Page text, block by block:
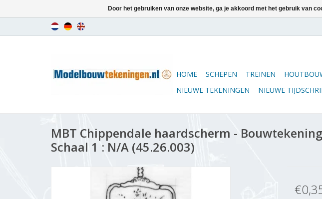
HOME SCHEPEN TREINEN
NIEUWE TEKENINGEN
NIEUWE
MBT Chippendale haardscherm - Bouwtekening
Schaal 1 : N/A (45.26.003)
Door het gebruiken van onze website, ga je akkoord met het gebruik van